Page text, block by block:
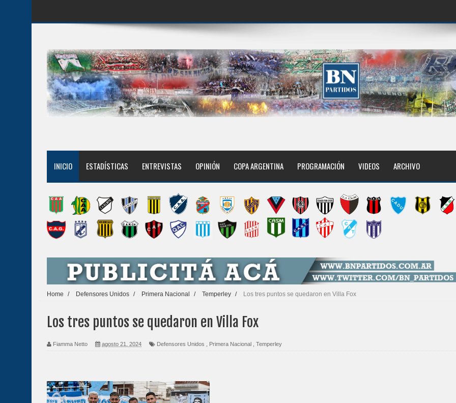
INICIO ESTADÍSTICAS ENTREVISTAS OPINIÓN COPA ARGENTINA PROGRAMACIÓN VIDEOS ARCHIVO
Home / Defensores Unidos / Primera Nacional / Temperley / Los tres puntos se quedaron en Villa Fox
Los tres puntos se quedaron en Villa Fox
Fiamma Netto agosto 21, 2024 Defensores Unidos Primera Nacional Temperley